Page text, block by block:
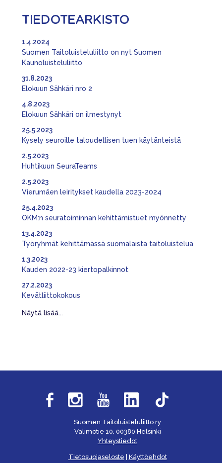
TIEDOTEARKISTO
Suomen Taitoluisteluliitto on nyt Suomen
Kaunoluisteluliitto
1.4.2024
Elokuun Sähkäri nro 2
31.8.2023
Elokuun Sähkäri on ilmestynyt
4.8.2023
Kysely seuroille taloudellisen tuen käytänteistä
25.5.2023
Huhtikuun SeuraTeams
2.5.2023
Vierumäen leiritykset kaudella 2023-2024
2.5.2023
OKM:n seuratoiminnan kehittämistuet myönnetty
25.4.2023
Työryhmät kehittämässä suomalaista taitoluistelua
13.4.2023
Kauden 2022-23 kiertopalkinnot
1.3.2023
Kevätliittokokous
27.2.2023
Näytä lisää...
Suomen Taitoluisteluliitto ry
Valimotie 10, 00380 Helsinki
Yhteystiedot
Tietosuojaseloste Käyttöehdot